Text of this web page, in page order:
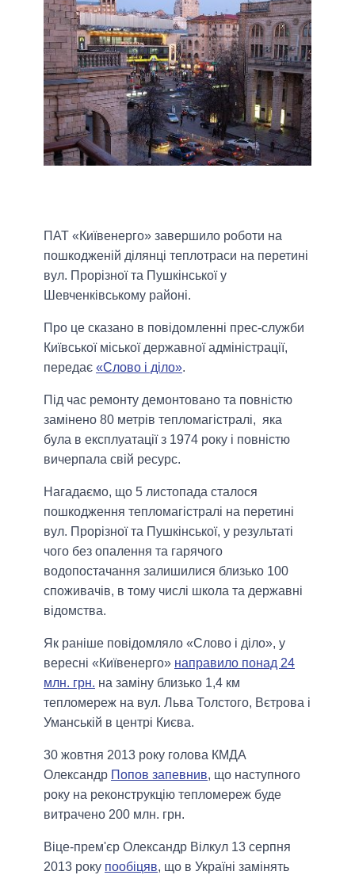
ПАТ «Київенерго» завершило роботи на
пошкодженій ділянці теплотраси на перетині
вул. Прорізної та Пушкінської у
Шевченківському районі.
Про це сказано в повідомленні прес-служби
Київської міської державної адміністрації,
передає «Слово і діло».
Під час ремонту демонтовано та повністю
замінено 80 метрів тепломагістралі, яка
була в експлуатації з 1974 року і повністю
вичерпала свій ресурс.
Нагадаємо, що 5 листопада сталося
пошкодження тепломагістралі на перетині
вул. Прорізної та Пушкінської, у результаті
чого без опалення та гарячого
водопостачання залишилися близько 100
споживачів, в тому числі школа та державні
відомства.
Як раніше повідомляло «Слово і діло», у
вересні «Київенерго» направило понад 24
млн. грн. на заміну близько 1,4 км
тепломереж на вул. Льва Толстого, Вєтрова і
Уманській в центрі Києва.
30 жовтня 2013 року голова КМДА
Олександр Попов запевнив, що наступного
року на реконструкцію тепломереж буде
витрачено 200 млн. грн.
Віце-прем'єр Олександр Вілкул 13 серпня
2013 року пообіцяв, що в Україні замінять